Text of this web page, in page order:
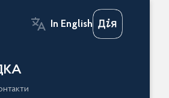
In English